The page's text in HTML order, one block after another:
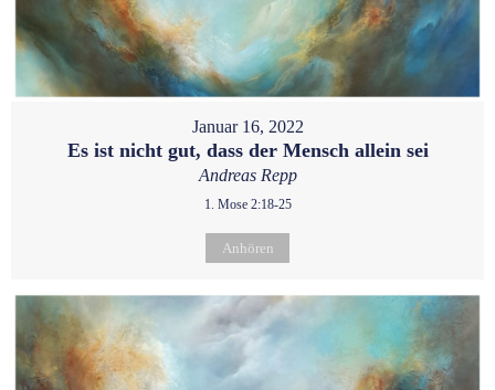
Januar 16, 2022
Es ist nicht gut, dass der Mensch allein sei
Andreas Repp
1. Mose 2:18-25
Anhören